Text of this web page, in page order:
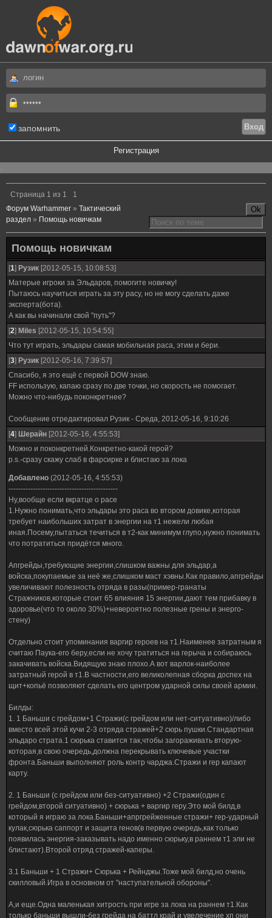
запомнить
Регистрация
.
Страница 1 из 1
1
Форум Warhammer » Тактический
раздел » Помощь новичкам
Помощь новичкам
[1] Рузик [2012-05-15, 10:08:53]
Матерые игроки за Эльдаров, помогите новичку!
Пытаюсь научиться играть за эту расу, но не могу сделать даже
эксперта(бота).
А как вы начинали свой "путь"?
[2] Miles [2012-05-15, 10:54:55]
Что тут играть, эльдары самая мобильная раса, этим и бери.
[3] Рузик [2012-05-16, 7:39:57]
Спасибо, я это ещё с первой DOW знаю.
FF использую, капаю сразу по две точки, но скорость не помогает.
Можно что-нибудь поконкретнее?
Сообщение отредактировал Рузик - Среда, 2012-05-16, 9:10:26
[4] Шерайн [2012-05-16, 4:55:53]
Можно и поконкретней.Конкретно-какой герой?
p.s.-сразу скажу слаб в фарсирке и блистаю за лока
Добавлено (2012-05-16, 4:55:53)
---------------------------------------------
Ну,вообще если вкратце о расе
1.Нужно понимать,что эльдары это раса во втором довике,которая
требует наибольших затрат в энергии на т1 нежели любая
иная.Посему,пытаться течиться в т2-как минимум глупо,нужно понимать
что потратиться придётся много.
Апгрейды,требующие энергии,слишком важны для эльдар,а
войска,покупаемые за неё же,слишком маст хэвны.Как правило,апгрейды
увеличивают полезность отряда в разы(пример-гранаты
Стражников,которые стоит 65 влияния 15 энергии,дают тем прибавку в
здоровье(что то около 30%)+невероятно полезные грены и энерго-
стену)
Отдельно стоит упоминания варгир героев на т1.Наименее затратным я
считаю Паука-его беру,если не хочу тратиться на герыча и собираюсь
закачивать войска.Видящую знаю плохо.А вот варлок-наиболее
затратный герой в т1.В частности,его великолепная сборка доспех на
щит+копьё позволяют сделать его центром ударной силы своей армии.
Билды:
1. 1 Баньши с грейдом+1 Стражи(с грейдом или нет-ситуативно)/либо
вместо всей этой кучи 2-3 отряда стражей+2 сюрь пушки.Стандартная
эльдаро страта.1 сюрька ставится так,чтобы загораживать вторую-
которая,в свою очередь,должна перекрывать ключевые участки
фронта.Баньши выполняют роль контр чарджа.Стражи и гер капают
карту.
2. 1 Баньши (с грейдом или без-ситуативно) +2 Стражи(один с
грейдом,второй ситуативно) + сюрька + варгир геру.Это мой билд,в
который я играю за лока.Баньши+апргрейженные стражи+ гер-ударный
кулак,сюрька саппорт и защита генов(в первую очередь,как только
появилась энергия-заказывать надо именно сюрьку,в раннем т1 эли не
блистают).Второй отряд стражей-каперы.
3.1 Баньши + 1 Стражи+ Сюрька + Рейнджы.Тоже мой билд,но очень
скилловый.Игра в основном от "наступательной обороны".
А,и еще.Одна маленькая хитрость при игре за лока на раннем т1.Как
только баньши вышли-без грейда на баттл край и увелечение хп они